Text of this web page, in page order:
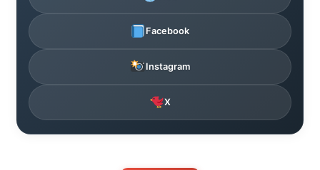
Facebook
Instagram
X